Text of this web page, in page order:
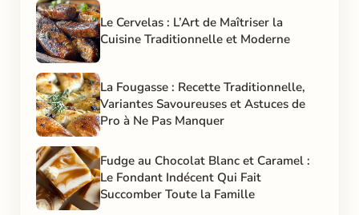
Le Cervelas : L’Art de Maîtriser la
Cuisine Traditionnelle et Moderne
La Fougasse : Recette Traditionnelle,
Variantes Savoureuses et Astuces de
Pro à Ne Pas Manquer
Fudge au Chocolat Blanc et Caramel :
Le Fondant Indécent Qui Fait
Succomber Toute la Famille